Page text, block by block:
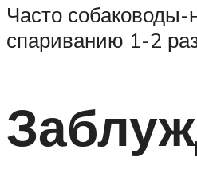
Часто собаководы-
спариванию 1-2